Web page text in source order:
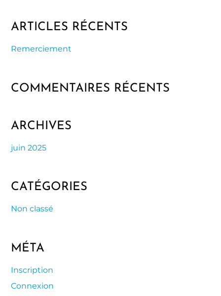
ARTICLES RÉCENTS
Remerciement
COMMENTAIRES RÉCENTS
ARCHIVES
juin 2025
CATÉGORIES
Non classé
MÉTA
Inscription
Connexion